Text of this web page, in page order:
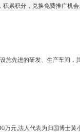
累积分，兑换免费推广机会
先进的研发、生产车间，
元,法人代表为归国博士黄